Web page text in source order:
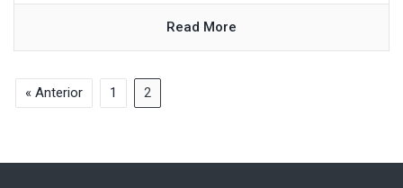
Read More
« Anterior 1 2